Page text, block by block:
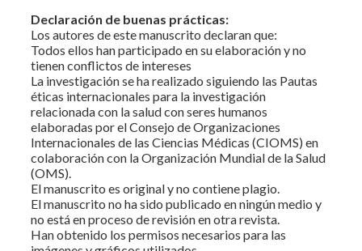
Declaración de buenas prácticas:
Los autores de este manuscrito declaran que:
Todos ellos han participado en su elaboración y no
tienen conflictos de intereses
La investigación se ha realizado siguiendo las Pautas
éticas internacionales para la investigación
relacionada con la salud con seres humanos
elaboradas por el Consejo de Organizaciones
Internacionales de las Ciencias Médicas (CIOMS) en
colaboración con la Organización Mundial de la Salud
(OMS).
El manuscrito es original y no contiene plagio.
El manuscrito no ha sido publicado en ningún medio y
no está en proceso de revisión en otra revista.
Han obtenido los permisos necesarios para las